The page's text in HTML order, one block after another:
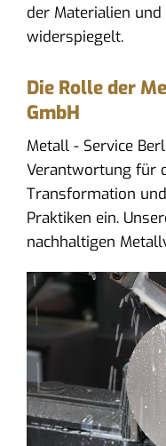
der Materialien
widerspiegelt.
Die Rolle der
GmbH
Metall - Service
Verantwortung für
Transformation
Praktiken ein.
nachhaltigen